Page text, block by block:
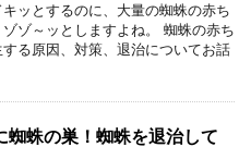
ッとするのに、大量の蜘蛛の赤ち
ゾ～ッとしますよね。 蜘蛛の赤ち
る原因、対策、退治についてお話
蜘蛛の巣！蜘蛛を退治して